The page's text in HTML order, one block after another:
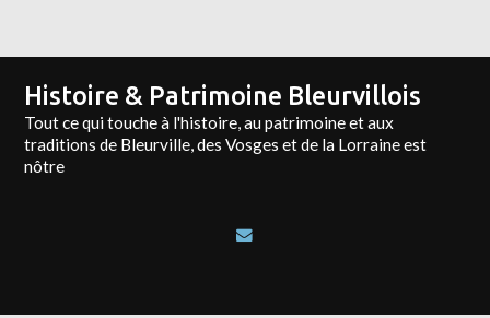
Histoire & Patrimoine Bleurvillois
Tout ce qui touche à l'histoire, au patrimoine et aux
traditions de Bleurville, des Vosges et de la Lorraine est
nôtre